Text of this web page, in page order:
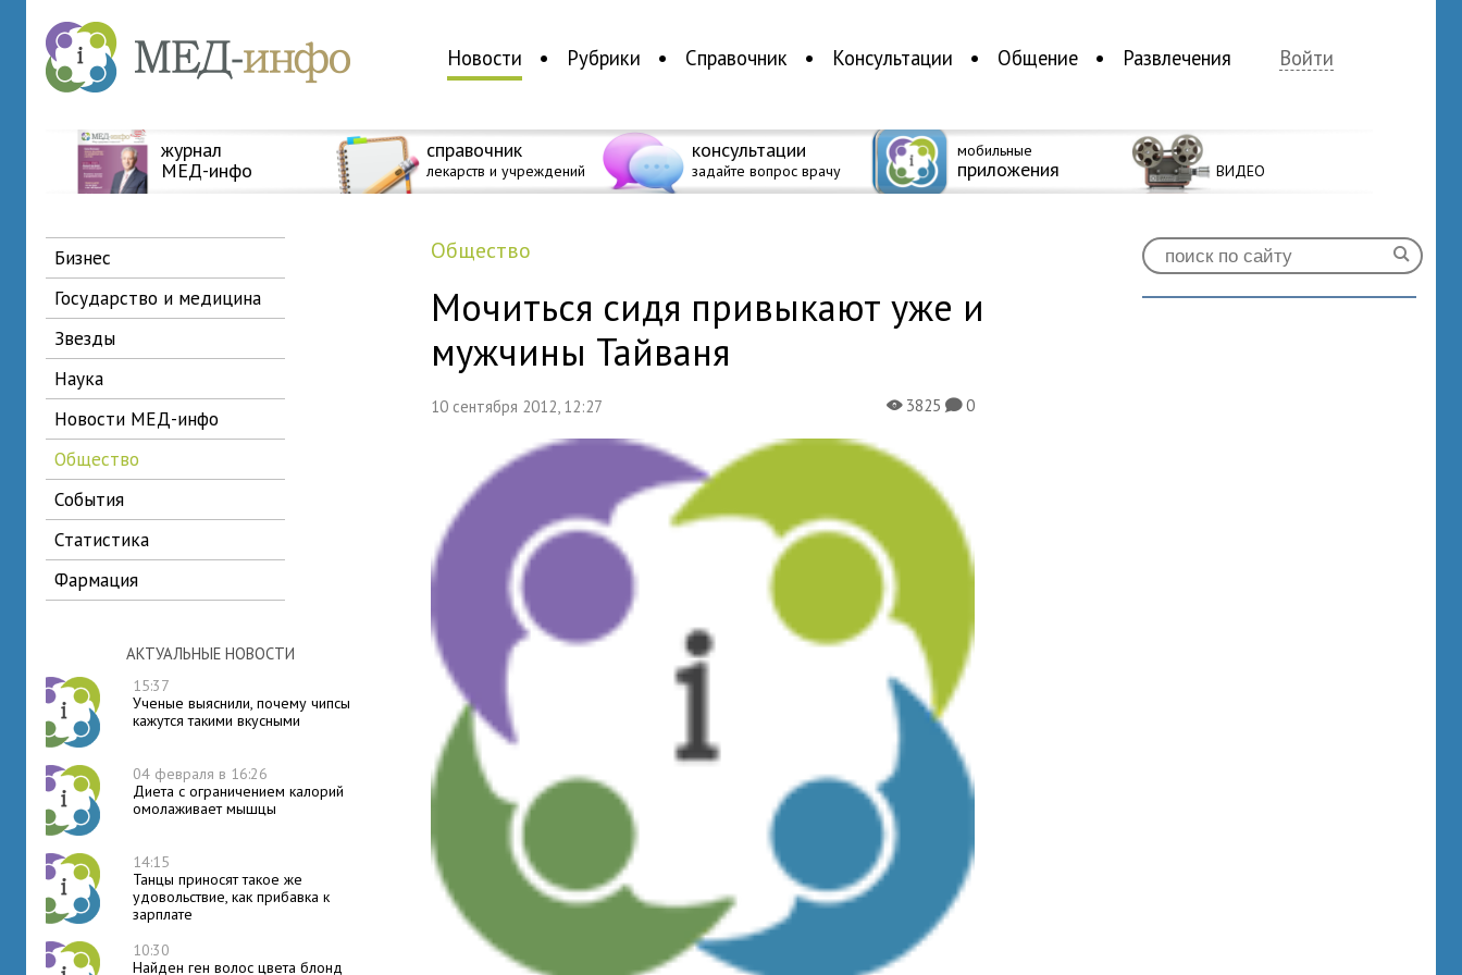
Новости Рубрики Справочник Консультации Общение Развлечения Войти
журнал
МЕД-инфо
справочник
лекарств и учреждений
консультации
задайте вопрос врачу
мобильные
приложения ВИДЕО
бизнес
государство и медицина
звезды
наука
новости МЕД-инфо
общество
события
статистика
фармация
АКТУАЛЬНЫЕ НОВОСТИ
15:37
Ученые выяснили, почему чипсы
кажутся такими вкусными
04 февраля в 16:26
Диета с ограничением калорий
омолаживает мышцы
14:15
Танцы приносят такое же
удовольствие, как прибавка к
зарплате
10:30
Найден ген волос цвета блонд
общество
Мочиться сидя привыкают уже и
мужчины Тайваня
10 сентября 2012, 12:27 X3825K0